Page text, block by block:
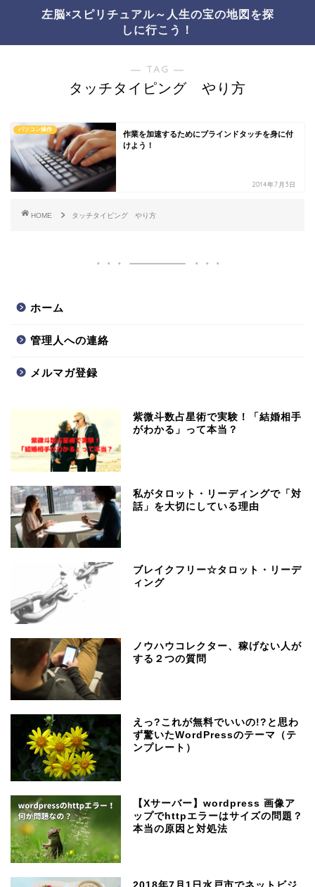
左脳×スピリチュアル～人生の宝の地図を探
しに行こう！
― TAG ―
タッチタイピング やり方
パソコン操作
作業を加速するためにブラインドタッチを身に付
けよう！
2014年7月3日
HOME タッチタイピング やり方
ホーム
管理人への連絡
メルマガ登録
紫微斗数占星術で実験！「結婚相手
がわかる」って本当？
私がタロット・リーディングで「対
話」を大切にしている理由
ブレイクフリー☆タロット・リーデ
ィング
ノウハウコレクター、稼げない人が
する２つの質問
えっ?これが無料でいいの!?と思わ
ず驚いたWordPressのテーマ（テ
ンプレート）
【Xサーバー】wordpress 画像ア
ップでhttpエラーはサイズの問題？
本当の原因と対処法